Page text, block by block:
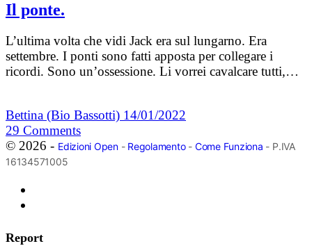
Il ponte.
L’ultima volta che vidi Jack era sul lungarno. Era
settembre. I ponti sono fatti apposta per collegare i
ricordi. Sono un’ossessione. Li vorrei cavalcare tutti,…
Bettina (Bio Bassotti) 14/01/2022
29 Comments
© 2026 - Edizioni Open- Regolamento- Come Funziona - P.IVA
16134571005
Report